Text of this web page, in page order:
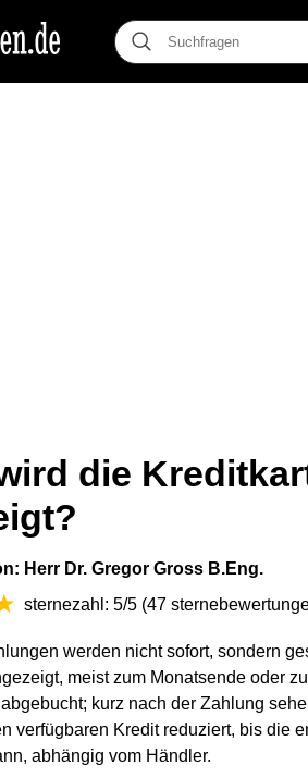
die
Herr Dr. Gregor Gross B.Eng.
sternezahl: 5/5 (47
werden nicht sofort, sondern
meist zum Monatsende oder
kurz nach der Zahlung
verfügbaren Kredit reduziert, bis die
abhängig vom Händler.